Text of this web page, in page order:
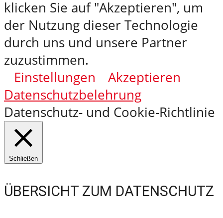
klicken Sie auf "Akzeptieren", um
der Nutzung dieser Technologie
durch uns und unsere Partner
zuzustimmen.
Einstellungen
Akzeptieren
Datenschutzbelehrung
Datenschutz- und Cookie-Richtlinie
Schließen
ÜBERSICHT ZUM DATENSCHUTZ